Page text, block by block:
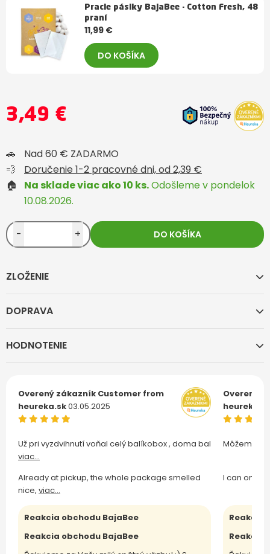
ZLOŽENIE
DOPRAVA
HODNOTENIE
Overený zákazník Customer from
heureka.sk03.05.2025
Už pri vyzdvihnutí voňal celý balíkobox , doma bal
viac...
Already at pickup, the whole package smelled
nice, viac...
Reakcia obchodu BajaBee
Reakcia obchodu BajaBee
Overený
Môžem len
I can only
Reakcia
Reakcia
Pracie pásiky BajaBee - Cotton Fresh, 48
praní
11,99 €
DO KOŠÍKA
3,49 €
🚗
Nad 60 € ZADARMO
💨
Doručenie 1-2 pracovné dni, od 2,39 €
🏠
Na sklade viac ako 10 ks.Odošleme v pondelok
10.08.2026.
- + DO KOŠÍKA